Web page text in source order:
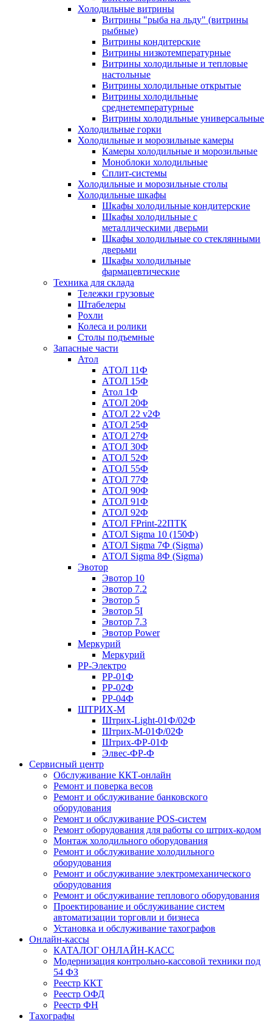
Холодильные витрины
Витрины "рыба на льду" (витрины
рыбные)
Витрины кондитерские
Витрины низкотемпературные
Витрины холодильные и тепловые
настольные
Витрины холодильные открытые
Витрины холодильные
среднетемпературные
Витрины холодильные универсальные
Холодильные горки
Холодильные и морозильные камеры
Камеры холодильные и морозильные
Моноблоки холодильные
Сплит-системы
Холодильные и морозильные столы
Холодильные шкафы
Шкафы холодильные кондитерские
Шкафы холодильные с
металлическими дверьми
Шкафы холодильные со стеклянными
дверьми
Шкафы холодильные
фармацевтические
Техника для склада
Тележки грузовые
Штабелеры
Рохли
Колеса и ролики
Столы подъемные
Запасные части
Атол
АТОЛ 11Ф
АТОЛ 15Ф
Атол 1Ф
АТОЛ 20Ф
АТОЛ 22 v2Ф
АТОЛ 25Ф
АТОЛ 27Ф
АТОЛ 30Ф
АТОЛ 52Ф
АТОЛ 55Ф
АТОЛ 77Ф
АТОЛ 90Ф
АТОЛ 91Ф
АТОЛ 92Ф
АТОЛ FPrint-22ПТК
АТОЛ Sigma 10 (150Ф)
АТОЛ Sigma 7Ф (Sigma)
АТОЛ Sigma 8Ф (Sigma)
Эвотор
Эвотор 10
Эвотор 7.2
Эвотор 5
Эвотор 5I
Эвотор 7.3
Эвотор Power
Меркурий
Меркурий
РР-Электро
РР-01Ф
РР-02Ф
РР-04Ф
ШТРИХ-М
Штрих-Light-01Ф/02Ф
Штрих-М-01Ф/02Ф
Штрих-ФР-01Ф
Элвес-ФР-Ф
Сервисный центр
Обслуживание ККТ-онлайн
Ремонт и поверка весов
Ремонт и обслуживание банковского
оборудования
Ремонт и обслуживание POS-систем
Ремонт оборудования для работы со штрих-кодом
Монтаж холодильного оборудования
Ремонт и обслуживание холодильного
оборудования
Ремонт и обслуживание электромеханического
оборудования
Ремонт и обслуживание теплового оборудования
Проектирование и обслуживание систем
автоматизации торговли и бизнеса
Установка и обслуживание тахографов
Онлайн-кассы
КАТАЛОГ ОНЛАЙН-КАСС
Модернизация контрольно-кассовой техники под
54 ФЗ
Реестр ККТ
Реестр ОФД
Реестр ФН
Тахографы